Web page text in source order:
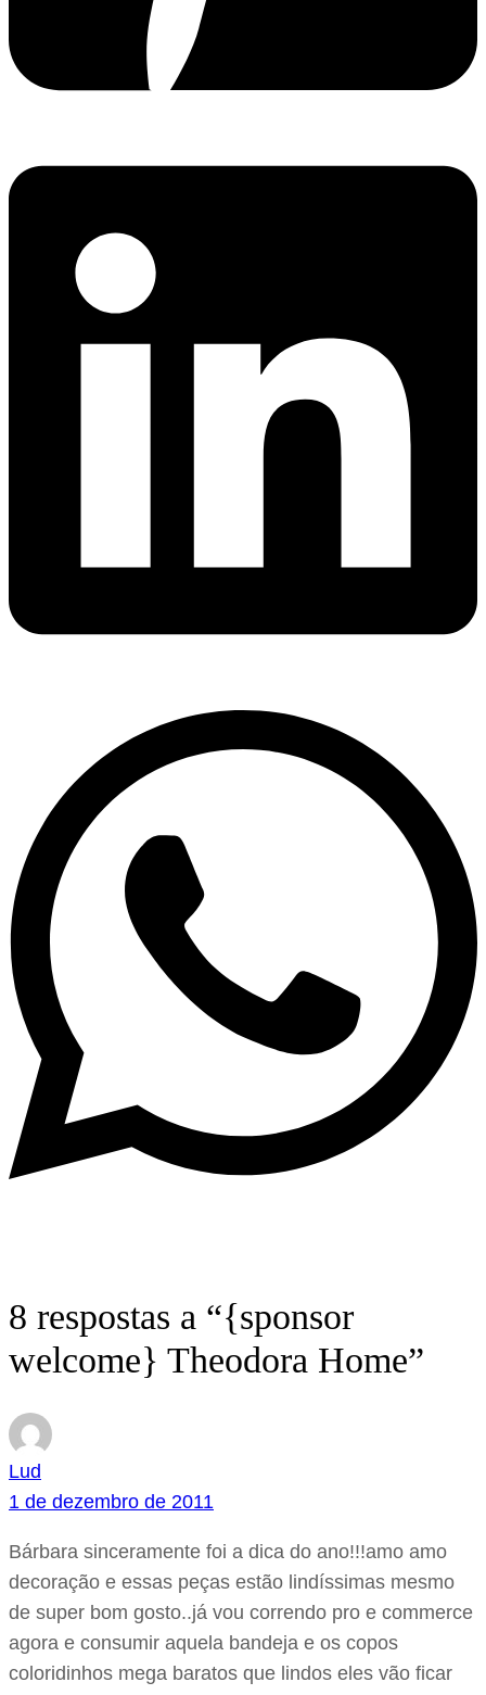
8 respostas a “{sponsor
welcome} Theodora Home”
Lud
1 de dezembro de 2011
Bárbara sinceramente foi a dica do ano!!!amo amo
decoração e essas peças estão lindíssimas mesmo
de super bom gosto..já vou correndo pro e commerce
agora e consumir aquela bandeja e os copos
coloridinhos mega baratos que lindos eles vão ficar